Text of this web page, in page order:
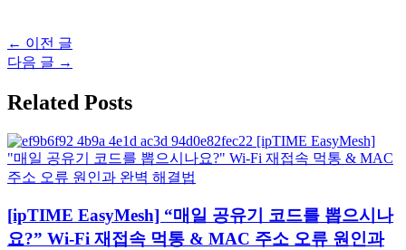
글
탐
← 이전 글
다음 글 →
Related Posts
[ipTIME EasyMesh] “매일 공유기 코드를 뽑으시나
요?” Wi-Fi 재접속 먹통 & MAC 주소 오류 원인과